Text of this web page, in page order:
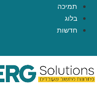
תמיכה
בלוג
חדשות